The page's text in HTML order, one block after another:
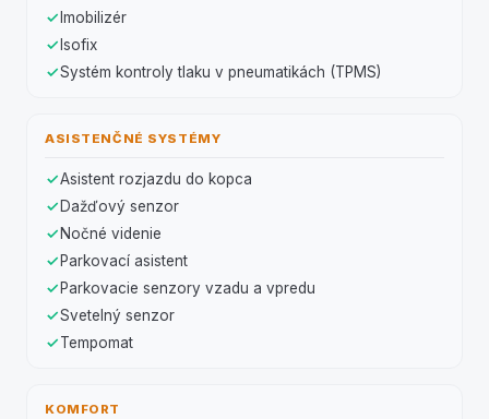
Imobilizér
Isofix
Systém kontroly tlaku v pneumatikách (TPMS)
ASISTENČNÉ SYSTÉMY
Asistent rozjazdu do kopca
Dažďový senzor
Nočné videnie
Parkovací asistent
Parkovacie senzory vzadu a vpredu
Svetelný senzor
Tempomat
KOMFORT